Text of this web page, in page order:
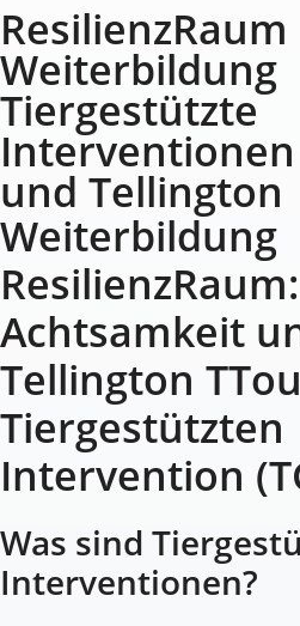
ResilienzRaum
Weiterbildung
Tiergestützte
und Tellington
Weiterbildung
ResilienzRaum:
Achtsamkeit
Tellington
Tiergestützten
Intervention
Was sind
Interventionen?